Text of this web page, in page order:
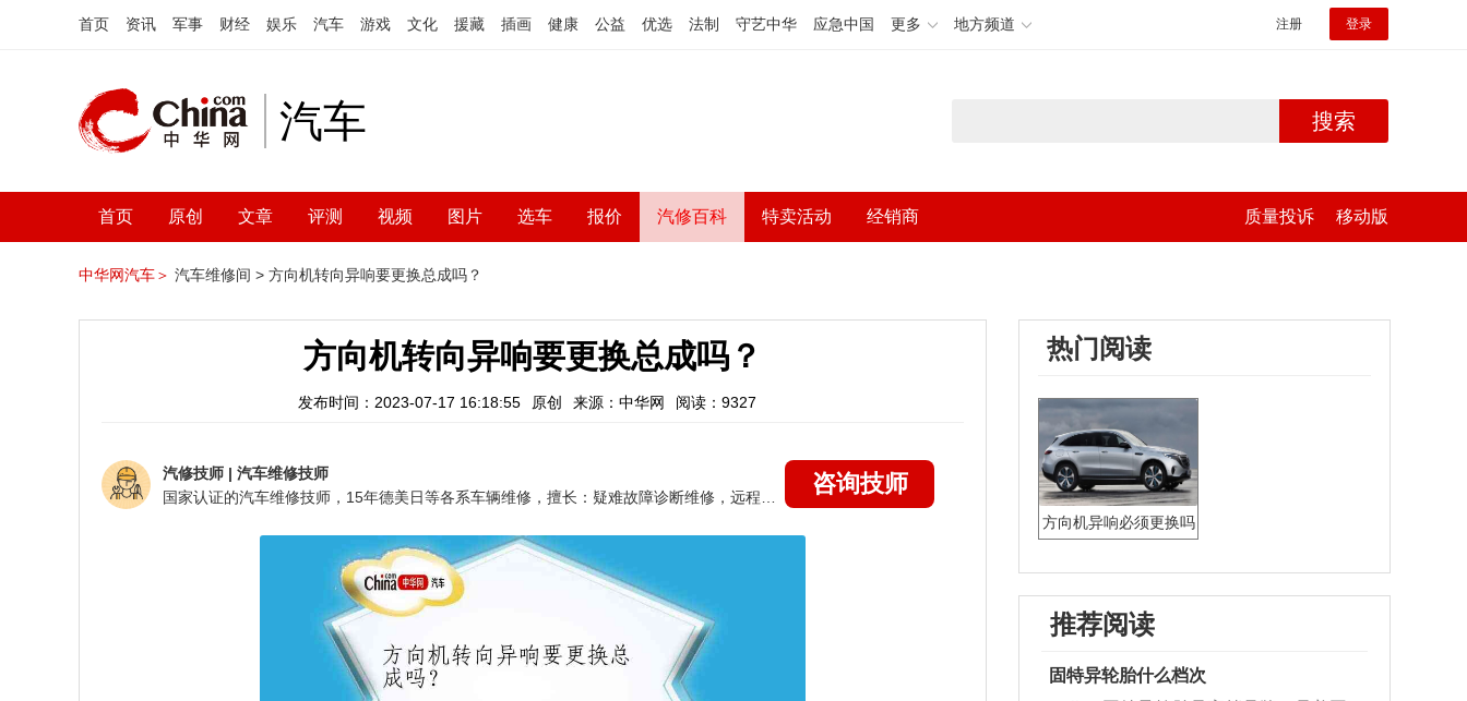
首页 资讯 军事 财经 娱乐 汽车 游戏 文化 援藏 插画 健康 公益 优选 法制 守艺中华 应急中国 更多 地方频道 注册 登录
汽车 搜索
首页 原创 文章 评测 视频 图片 选车 报价 汽修百科 特卖活动 经销商 质量投诉 移动版
中华网汽车＞ 汽车维修间 > 方向机转向异响要更换总成吗？
方向机转向异响要更换总成吗？
发布时间：2023-07-17 16:18:55 原创 来源：中华网 阅读：9327
汽修技师 | 汽车维修技师
咨询技师
热门阅读
方向机异响必须更换吗
推荐阅读
固特异轮胎什么档次